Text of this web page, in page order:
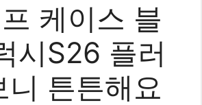
케이스 블
시S26 플러
니 튼튼해요